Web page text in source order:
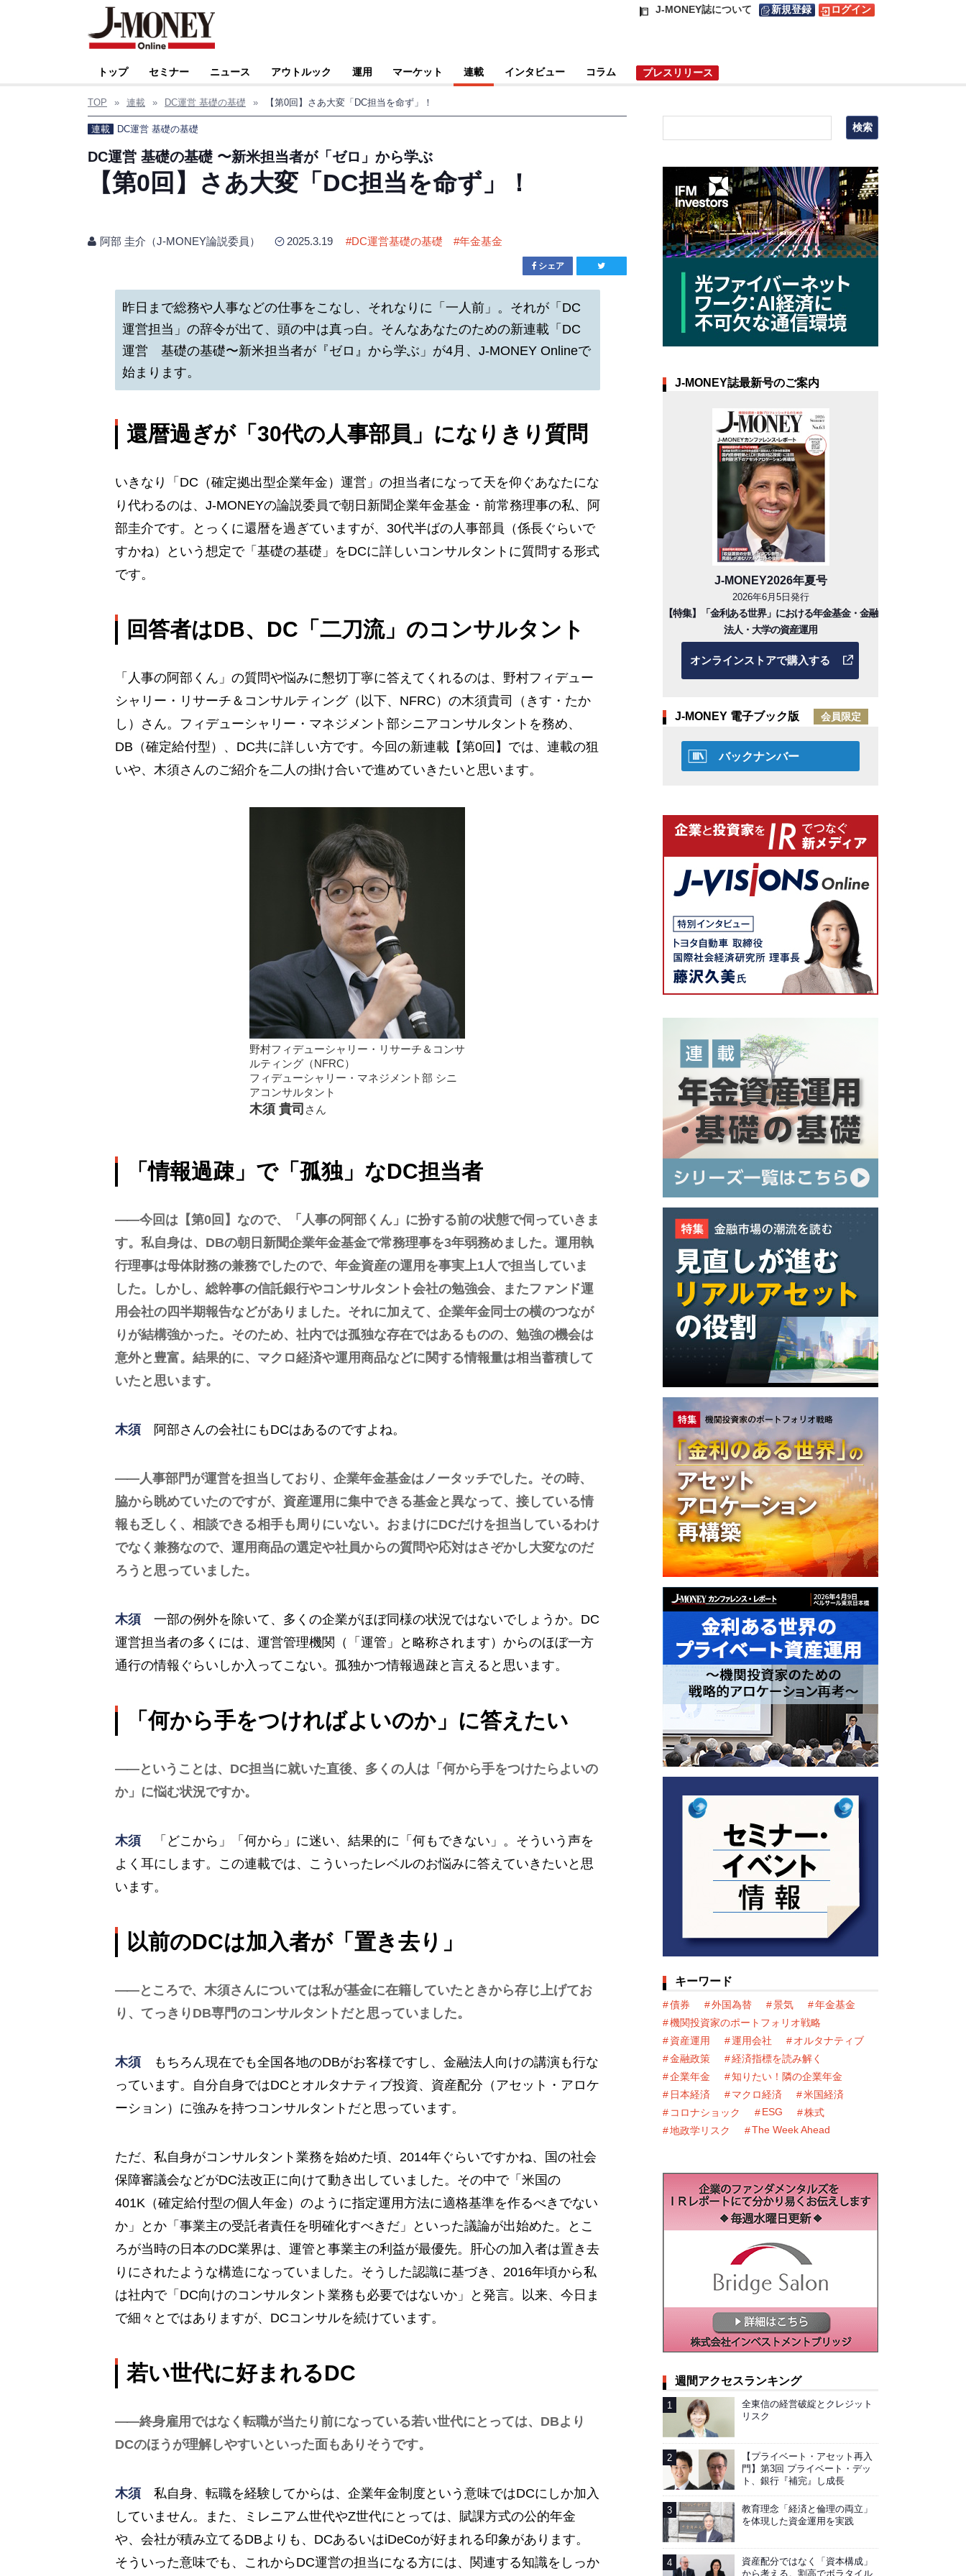
J-MONEY誌について 新規登録 ログイン
トップ セミナー ニュース アウトルック 運用 マーケット 連載 インタビュー コラム プレスリリース
TOP » 連載 » DC運営 基礎の基礎 » 【第0回】さあ大変「DC担当を命ず」！
連載 DC運営 基礎の基礎
DC運営 基礎の基礎 〜新米担当者が「ゼロ」から学ぶ
【第0回】さあ大変「DC担当を命ず」！
阿部 圭介（J-MONEY論説委員） 2025.3.19 #DC運営基礎の基礎 #年金基金
シェア
昨日まで総務や人事などの仕事をこなし、それなりに「一人前」。それが「DC
運営担当」の辞令が出て、頭の中は真っ白。そんなあなたのための新連載「DC
運営 基礎の基礎〜新米担当者が『ゼロ』から学ぶ」が4月、J-MONEY Onlineで
始まります。
還暦過ぎが「30代の人事部員」になりきり質問
いきなり「DC（確定拠出型企業年金）運営」の担当者になって天を仰ぐあなたにな
り代わるのは、J-MONEYの論説委員で朝日新聞企業年金基金・前常務理事の私、阿
部圭介です。とっくに還暦を過ぎていますが、30代半ばの人事部員（係長ぐらいで
すかね）という想定で「基礎の基礎」をDCに詳しいコンサルタントに質問する形式
です。
回答者はDB、DC「二刀流」のコンサルタント
「人事の阿部くん」の質問や悩みに懇切丁寧に答えてくれるのは、野村フィデュー
シャリー・リサーチ＆コンサルティング（以下、NFRC）の木須貴司（きす・たか
し）さん。フィデューシャリー・マネジメント部シニアコンサルタントを務め、
DB（確定給付型）、DC共に詳しい方です。今回の新連載【第0回】では、連載の狙
いや、木須さんのご紹介を二人の掛け合いで進めていきたいと思います。
野村フィデューシャリー・リサーチ＆コンサ
ルティング（NFRC）
フィデューシャリー・マネジメント部 シニ
アコンサルタント
木須 貴司 さん
「情報過疎」で「孤独」なDC担当者
今回は【第0回】なので、「人事の阿部くん」に扮する前の状態で伺っていきま
す。私自身は、DBの朝日新聞企業年金基金で常務理事を3年弱務めました。運用執
行理事は母体財務の兼務でしたので、年金資産の運用を事実上1人で担当していま
した。しかし、総幹事の信託銀行やコンサルタント会社の勉強会、またファンド運
用会社の四半期報告などがありました。それに加えて、企業年金同士の横のつなが
りが結構強かった。そのため、社内では孤独な存在ではあるものの、勉強の機会は
意外と豊富。結果的に、マクロ経済や運用商品などに関する情報量は相当蓄積して
いたと思います。
木須阿部さんの会社にもDCはあるのですよね。
人事部門が運営を担当しており、企業年金基金はノータッチでした。その時、
脇から眺めていたのですが、資産運用に集中できる基金と異なって、接している情
報も乏しく、相談できる相手も周りにいない。おまけにDCだけを担当しているわけ
でなく兼務なので、運用商品の選定や社員からの質問や応対はさぞかし大変なのだ
ろうと思っていました。
木須一部の例外を除いて、多くの企業がほぼ同様の状況ではないでしょうか。DC
運営担当者の多くには、運営管理機関（「運管」と略称されます）からのほぼ一方
通行の情報ぐらいしか入ってこない。孤独かつ情報過疎と言えると思います。
「何から手をつければよいのか」に答えたい
ということは、DC担当に就いた直後、多くの人は「何から手をつけたらよいの
か」に悩む状況ですか。
木須「どこから」「何から」に迷い、結果的に「何もできない」。そういう声を
よく耳にします。この連載では、こういったレベルのお悩みに答えていきたいと思
います。
以前のDCは加入者が「置き去り」
ところで、木須さんについては私が基金に在籍していたときから存じ上げてお
り、てっきりDB専門のコンサルタントだと思っていました。
木須もちろん現在でも全国各地のDBがお客様ですし、金融法人向けの講演も行な
っています。自分自身ではDCとオルタナティブ投資、資産配分（アセット・アロケ
ーション）に強みを持つコンサルタントだと思っています。
ただ、私自身がコンサルタント業務を始めた頃、2014年ぐらいですかね、国の社会
保障審議会などがDC法改正に向けて動き出していました。その中で「米国の
401K（確定給付型の個人年金）のように指定運用方法に適格基準を作るべきでない
か」とか「事業主の受託者責任を明確化すべきだ」といった議論が出始めた。とこ
ろが当時の日本のDC業界は、運管と事業主の利益が最優先。肝心の加入者は置き去
りにされたような構造になっていました。そうした認識に基づき、2016年頃から私
は社内で「DC向けのコンサルタント業務も必要ではないか」と発言。以来、今日ま
で細々とではありますが、DCコンサルを続けています。
若い世代に好まれるDC
終身雇用ではなく転職が当たり前になっている若い世代にとっては、DBより
DCのほうが理解しやすいといった面もありそうです。
木須私自身、転職を経験してからは、企業年金制度という意味ではDCにしか加入
していません。また、ミレニアム世代やZ世代にとっては、賦課方式の公的年金
や、会社が積み立てるDBよりも、DCあるいはiDeCoが好まれる印象があります。
そういった意味でも、これからDC運営の担当になる方には、関連する知識をしっか
J-MONEY誌最新号のご案内
J-MONEY2026年夏号
2026年6月5日発行
【特集】「金利ある世界」における年金基金・金融
法人・大学の資産運用
オンラインストアで購入する
J-MONEY 電子ブック版 会員限定
バックナンバー
キーワード
債券 外国為替 景気
年金基金
機関投資家のポートフォリオ戦略
資産運用
運用会社
オルタナティブ
金融政策
経済指標を読み解く
企業年金
知りたい！隣の企業年金
日本経済
マクロ経済
米国経済
コロナショック
ESG
株式
地政学リスク
The Week Ahead
週間アクセスランキング
全東信の経営破綻とクレジット
リスク
【プライベート・アセット再入
門】第3回 プライベート・デッ
ト、銀行『補完』し成長
教育理念「経済と倫理の両立」
を体現した資金運用を実践
資産配分ではなく「資本構成」
から考える。割高でボラタイル